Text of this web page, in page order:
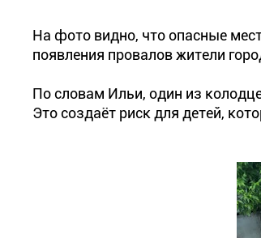
На фото видно, что опасные
появления провалов жители
По словам Ильи, один из
Это создаёт риск для детей,